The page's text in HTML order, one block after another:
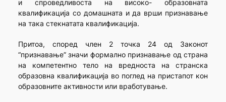
и спроведливоста на високо- образовната
квалификација со домашната и да врши признавање
на така стекнатата квалификација.
Притоа, според член 2 точка 24 од Законот
“признавање” значи формално признавање од страна
на компетентно тело на вредноста на странска
образовна квалификација во поглед на пристапот кон
образовните активности или вработување.